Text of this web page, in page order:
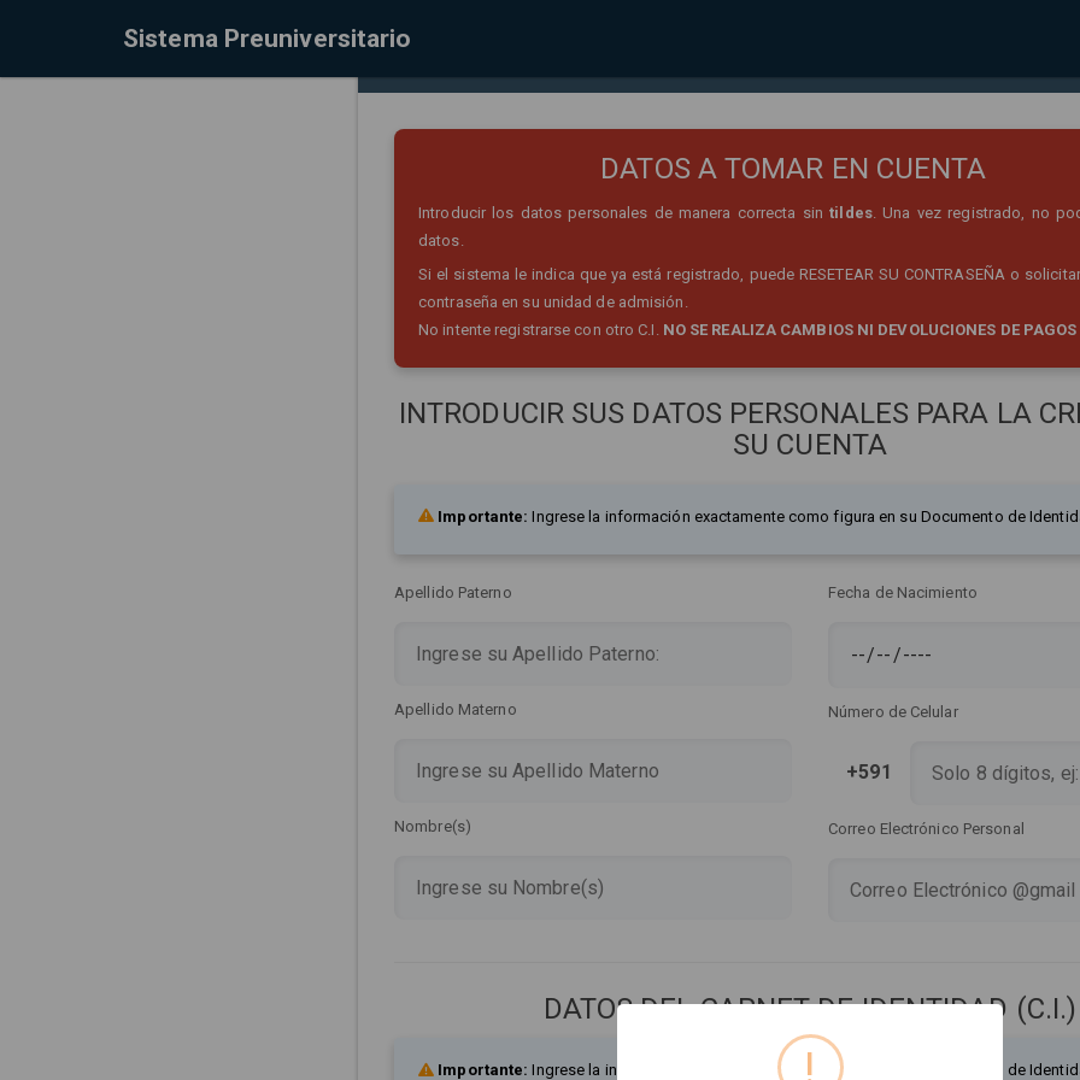
Sistema Preuniversitario
DATOS A TOMAR EN CUENTA
Introducir los datos personales de manera correcta sintildes. Una vez registrado, no
datos.
Si el sistema le indica que ya está registrado, puede RESETEAR SU CONTRASEÑA o
contraseña en su unidad de admisión.
No intente registrarse con otro C.I. NO SE REALIZA CAMBIOS NI DEVOLUCIONES DE
INTRODUCIR SUS DATOS PERSONALES PARA LA
SU CUENTA
Importante: Ingrese la información exactamente como figura en su Documento de
Apellido Paterno
Apellido Materno
Nombre(s)
Fecha de Nacimiento
Número de Celular
+591
Correo Electrónico Personal
DATOS DEL CARNET DE IDENTIDAD (C.I.)
Importante: Ingrese la información exactamente como figura en su Documento de
!